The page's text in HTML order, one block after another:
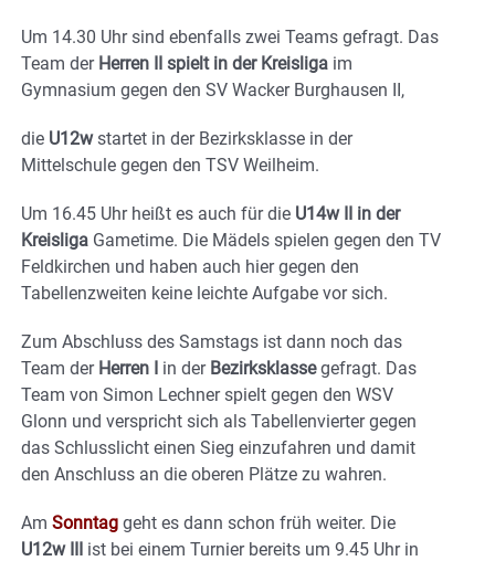
Um 14.30 Uhr sind ebenfalls zwei Teams gefragt. Das
Team der Herren II spielt in der Kreisliga im
Gymnasium gegen den SV Wacker Burghausen II,
die U12wstartet in der Bezirksklasse in der
Mittelschule gegen den TSV Weilheim.
Um 16.45 Uhr heißt es auch für die U14w II in der
Kreisliga Gametime. Die Mädels spielen gegen den TV
Feldkirchen und haben auch hier gegen den
Tabellenzweiten keine leichte Aufgabe vor sich.
Zum Abschluss des Samstags ist dann noch das
Team der Herren I in derBezirksklassegefragt. Das
Team von Simon Lechner spielt gegen den WSV
Glonn und verspricht sich als Tabellenvierter gegen
das Schlusslicht einen Sieg einzufahren und damit
den Anschluss an die oberen Plätze zu wahren.
Am Sonntag geht es dann schon früh weiter. Die
U12w III ist bei einem Turnier bereits um 9.45 Uhr in